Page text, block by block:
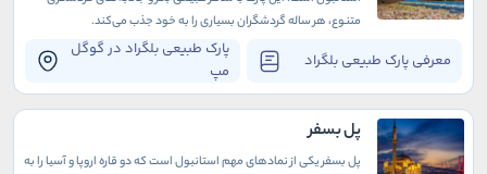
معرفی پارک طبیعی بلگراد
پارک طبیعی بلگراد در گوگل
مپ
متنوع، هر ساله گردشگران بسیاری را به خود جذب می‌کند.
پل بسفر
پل بسفر یکی از نمادهای مهم استانبول است که دو قاره اروپا و آسیا را به